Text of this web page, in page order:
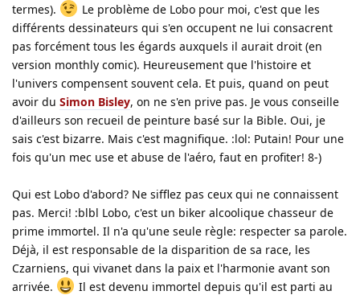
termes).
Le problème de Lobo pour moi, c'est que les
différents dessinateurs qui s'en occupent ne lui consacrent
pas forcément tous les égards auxquels il aurait droit (en
version monthly comic). Heureusement que l'histoire et
l'univers compensent souvent cela. Et puis, quand on peut
avoir du Simon Bisley, on ne s'en prive pas. Je vous conseille
d'ailleurs son recueil de peinture basé sur la Bible. Oui, je
sais c'est bizarre. Mais c'est magnifique. :lol: Putain! Pour une
fois qu'un mec use et abuse de l'aéro, faut en profiter! 8-)
Qui est Lobo d'abord? Ne sifflez pas ceux qui ne connaissent
pas. Merci! :blbl Lobo, c'est un biker alcoolique chasseur de
prime immortel. Il n'a qu'une seule règle: respecter sa parole.
Déjà, il est responsable de la disparition de sa race, les
Czarniens, qui vivanet dans la paix et l'harmonie avant son
arrivée.
Il est devenu immortel depuis qu'il est parti au